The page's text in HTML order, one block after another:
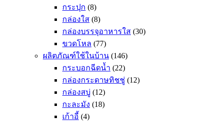
กระปุก (8)
กล่องใส (8)
กล่องบรรจุอาหารใส (30)
ขวดโหล (77)
ผลิตภัณฑ์ใช้ในบ้าน (146)
กระบอกฉีดน้ำ (22)
กล่องกระดาษทิชชู่ (12)
กล่องสบู่ (12)
กะละมัง (18)
เก้าอี้ (4)